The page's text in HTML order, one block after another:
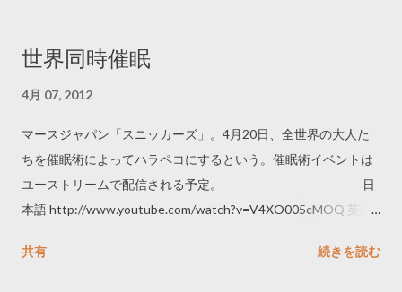
世界同時催眠
4月 07, 2012
マースジャパン「スニッカーズ」。4月20日、全世界の大人た
ちを催眠術によってハラペコにするという。催眠術イベントは
ユーストリームで配信される予定。 ------------------------------ 日
本語 http://www.youtube.com/watch?v=V4XO005cMOQ 英語
http://www.youtube.com/watch?v=OQaHSEqDElA 中国語
共有 続きを読む